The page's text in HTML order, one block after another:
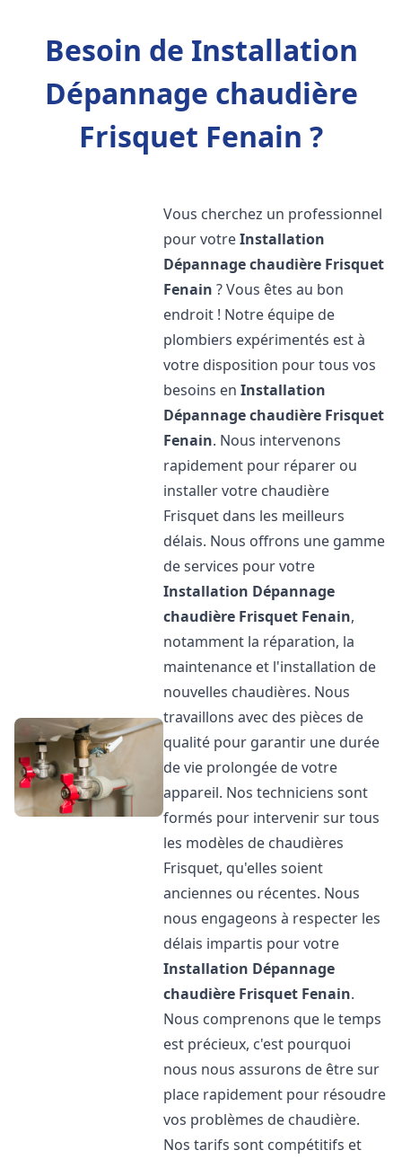
Besoin de Installation
Dépannage chaudière
Frisquet Fenain ?
Vous cherchez un professionnel
pour votreInstallation
Dépannage chaudière Frisquet
Fenain ? Vous êtes au bon
endroit ! Notre équipe de
plombiers expérimentés est à
votre disposition pour tous vos
besoins enInstallation
Dépannage chaudière Frisquet
Fenain. Nous intervenons
rapidement pour réparer ou
installer votre chaudière
Frisquet dans les meilleurs
délais. Nous offrons une gamme
de services pour votre
Installation Dépannage
chaudière Frisquet Fenain,
notamment la réparation, la
maintenance et l'installation de
nouvelles chaudières. Nous
travaillons avec des pièces de
qualité pour garantir une durée
de vie prolongée de votre
appareil. Nos techniciens sont
formés pour intervenir sur tous
les modèles de chaudières
Frisquet, qu'elles soient
anciennes ou récentes. Nous
nous engageons à respecter les
délais impartis pour votre
Installation Dépannage
chaudière Frisquet Fenain.
Nous comprenons que le temps
est précieux, c'est pourquoi
nous nous assurons de être sur
place rapidement pour résoudre
vos problèmes de chaudière.
Nos tarifs sont compétitifs et